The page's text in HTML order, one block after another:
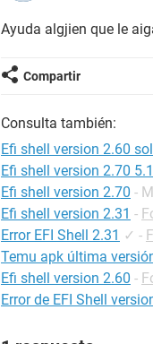
Ayuda algjien que le
Compartir
Consulta también:
Efi shell version 2.60
Efi shell version 2.70
Efi shell version 2.70 -
Efi shell version 2.31 -
Error EFI Shell 2.31 ✓ -
Temu apk última
Efi shell version 2.60 -
Error de EFI Shell